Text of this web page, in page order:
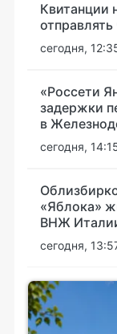
Квитанции
отправлять
сегодня,
«Россети
задержки
в
сегодня,
«Яблока»
ВНЖ
сегодня,